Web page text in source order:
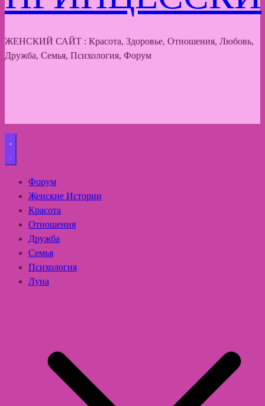
ЖЕНСКИЙ САЙТ : Красота, Здоровье, Отношения, Любовь,
Дружба, Семья, Психология, Форум
Форум
Женские Истории
Красота
Отношения
Дружба
Семья
Психология
Луна